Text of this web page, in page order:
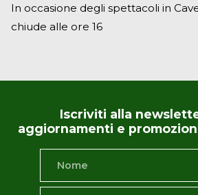
In occasione degli spettacoli in
chiude alle ore 16
Iscriviti alla
aggiornamenti e